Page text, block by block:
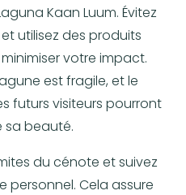
Kaan Luum. Évitez
utilisez des produits
votre impact.
est fragile, et le
futurs visiteurs pourront
sa beauté.
du cénote et suivez
personnel. Cela assure